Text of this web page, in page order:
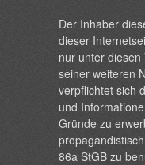
Der Inhaber
dieser
nur unter
seiner weiteren
verpflichtet sich
und
Gründe zu
86a StGB zu